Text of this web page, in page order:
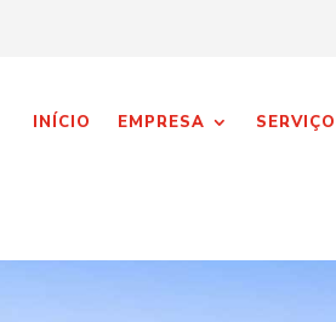
INÍCIO EMPRESA